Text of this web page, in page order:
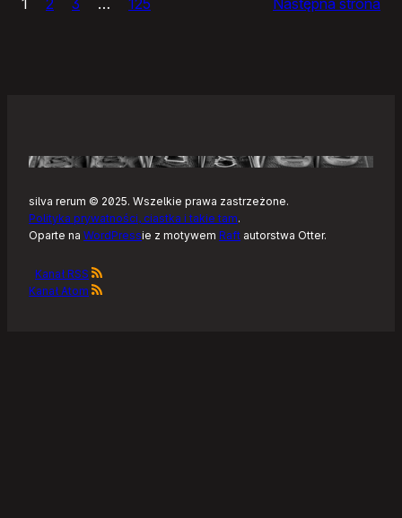
–
Linuksa
silva rerum © 2025. Wszelkie prawa zastrzeżone.
Polityka prywatności, ciastka i takie tam.
Oparte na WordPressie z motywem Raft autorstwa Otter.
Kanał RSS
Kanał Atom